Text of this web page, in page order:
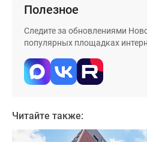
Москве
премиум-
класса
Новостройки
бизнес-
Траншевая
ипотека
Полезное
Следите за обновлениями
популярных площадках
Читайте также: